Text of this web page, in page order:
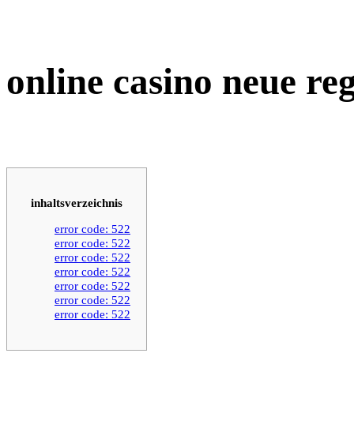
online casino neue
inhaltsverzeichnis
error code: 522
error code: 522
error code: 522
error code: 522
error code: 522
error code: 522
error code: 522